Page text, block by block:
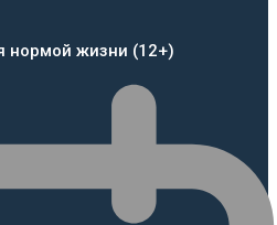
нормой жизни (12+)